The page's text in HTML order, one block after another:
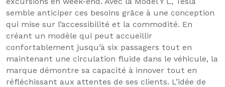
semble anticiper ces besoins grâce à une conception
qui mise sur l’accessibilité et la commodité. En
créant un modèle qui peut accueillir
confortablement jusqu’à six passagers tout en
maintenant une circulation fluide dans le véhicule, la
marque démontre sa capacité à innover tout en
réfléchissant aux attentes de ses clients. L’idée de